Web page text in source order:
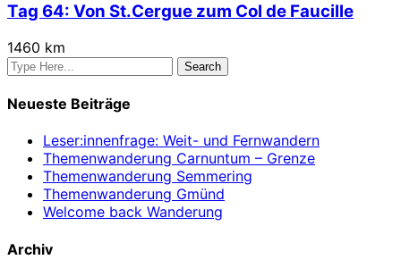
Tag 64: Von St.Cergue zum Col de Faucille
1460 km
Neueste Beiträge
Leser:innenfrage: Weit- und Fernwandern
Themenwanderung Carnuntum – Grenze
Themenwanderung Semmering
Themenwanderung Gmünd
Welcome back Wanderung
Archiv